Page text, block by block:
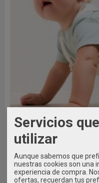
Servicios
utilizar
Aunque sabemos que
nuestras cookies son una
experiencia de compra.
ofertas, recuerdan tus